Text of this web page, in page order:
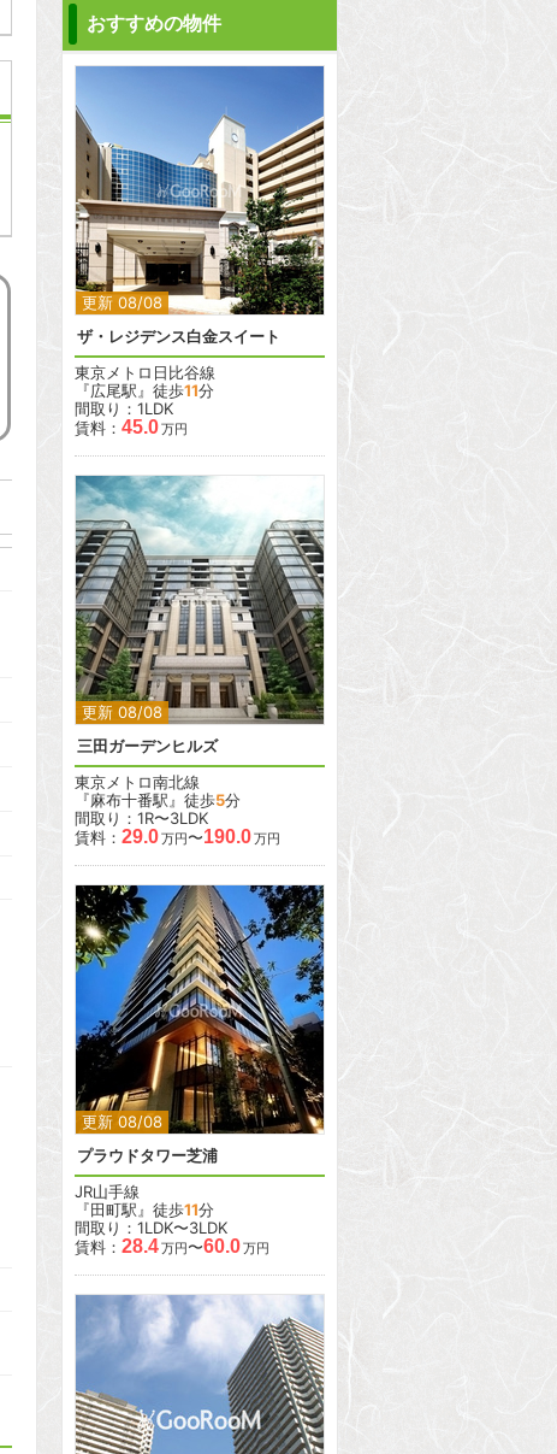
おすすめの物件
更新 08/08
2
ザ・レジデンス白金スイート
東京メトロ日比谷線
『広尾駅』徒歩11分
間取り：1LDK
賃料： 45.0万円
更新 08/08
2
三田ガーデンヒルズ
東京メトロ南北線
『麻布十番駅』徒歩5分
間取り：1R〜3LDK
賃料： 29.0万円〜190.0万円
更新 08/08
2 2
プラウドタワー芝浦
JR山手線
『田町駅』徒歩11分
間取り：1LDK〜3LDK
賃料： 28.4万円〜60.0万円
2